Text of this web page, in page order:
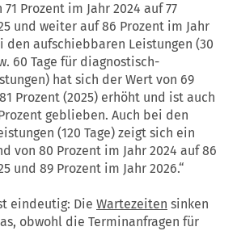
Prozent im Jahr 2024 auf 77
und weiter auf 86 Prozent im Jahr
den aufschiebbaren Leistungen (30
60 Tage für diagnostisch-
hat sich der Wert von 69
Prozent (2025) erhöht und ist auch
geblieben. Auch bei den
(120 Tage) zeigt sich ein
von 80 Prozent im Jahr 2024 auf 86
und 89 Prozent im Jahr 2026.“
eindeutig: Die Wartezeiten sinken
obwohl die Terminanfragen für